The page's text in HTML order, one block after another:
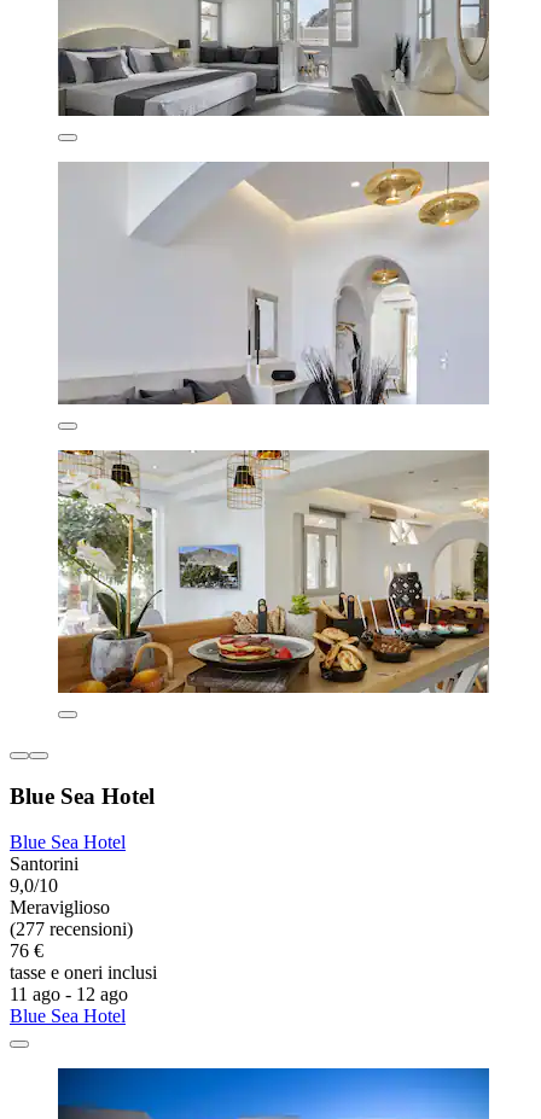
Blue Sea Hotel
Blue Sea Hotel
Santorini
9,0/10
Meraviglioso
(277 recensioni)
76 €
tasse e oneri inclusi
11 ago - 12 ago
Blue Sea Hotel